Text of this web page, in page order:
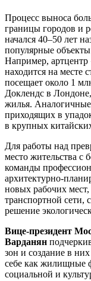
Процесс выноса
границы городов и
начался 40–50 лет
популярные
Например,
находится на месте
посещает около 1
Доклендс в
жилья. Аналогичные
приходящих в
в крупных
Для работы над
место жительства с
команды
архитектурно-
новых рабочих
транспортной сети,
решение
Вице-президент
Варданян
зон и создание в
себе как жилищные
социальной и